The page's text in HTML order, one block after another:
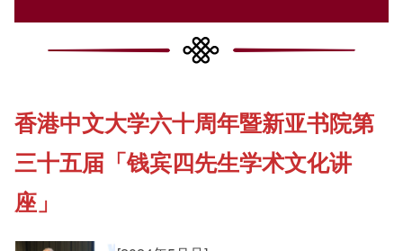
《新亚简讯》
《新亚书院概览》
其他书院出版
College Updates
Cultural Topics
Student Development
香港中文大学六十周年暨新亚书院第
三十五届「钱宾四先生学术文化讲
座」